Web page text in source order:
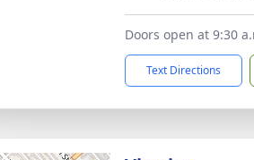
Doors open at 9:30
Text Directions